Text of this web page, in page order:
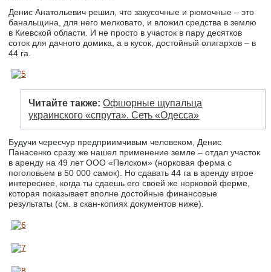
Денис Анатольевич решил, что закусочные и рюмочные – это
банальщина, для него мелковато, и вложил средства в землю
в Киевской области. И не просто в участок в пару десятков
соток для дачного домика, а в кусок, достойный олигархов – в
44 га.
Читайте также: Офшорные щупальца
украинского «спрута». Сеть «Одесса»
Будучи чересчур предприимчивым человеком, Денис
Панасенко сразу же нашел применение земле – отдал участок
в аренду на 49 лет ООО «Пелском» (норковая ферма с
поголовьем в 50 000 самок). Но сдавать 44 га в аренду втрое
интереснее, когда ты сдаешь его своей же норковой ферме,
которая показывает вполне достойные финансовые
результаты (см. в скан-копиях документов ниже).